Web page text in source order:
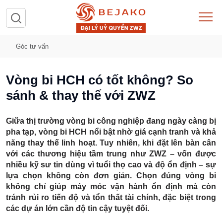
Góc tư vấn
Vòng bi HCH có tốt không? So
sánh & thay thế với ZWZ
Giữa thị trường vòng bi công nghiệp đang ngày càng bị
pha tạp, vòng bi HCH nổi bật nhờ giá cạnh tranh và khả
năng thay thế linh hoạt. Tuy nhiên, khi đặt lên bàn cân
với các thương hiệu tầm trung như ZWZ – vốn được
nhiều kỹ sư tin dùng vì tuổi thọ cao và độ ổn định – sự
lựa chọn không còn đơn giản. Chọn đúng vòng bi
không chỉ giúp máy móc vận hành ổn định mà còn
tránh rủi ro tiến độ và tổn thất tài chính, đặc biệt trong
các dự án lớn cần độ tin cậy tuyệt đối.